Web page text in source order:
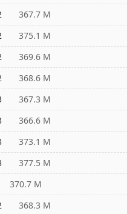
367.7 M
375.1 M
369.6 M
368.6 M
367.3 M
366.6 M
373.1 M
377.5 M
M
368.3 M